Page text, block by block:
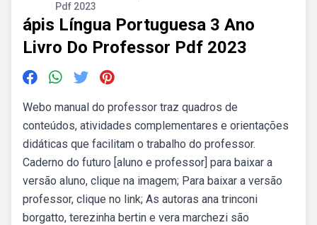
Pdf 2023
ápis Língua Portuguesa 3 Ano
Livro Do Professor Pdf 2023
Webo manual do professor traz quadros de
conteúdos, atividades complementares e orientações
didáticas que facilitam o trabalho do professor.
Caderno do futuro [aluno e professor] para baixar a
versão aluno, clique na imagem; Para baixar a versão
professor, clique no link; As autoras ana trinconi
borgatto, terezinha bertin e vera marchezi são